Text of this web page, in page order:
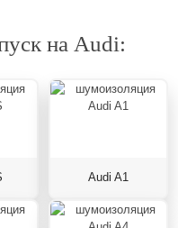
на Audi:
Audi A1